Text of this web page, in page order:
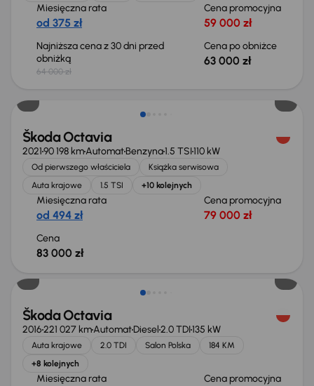
Miesięczna rata
od 375 zł
Cena promocyjna
59 000 zł
Najniższa cena z 30 dni przed
obniżką
64 000 zł
Cena po obniżce
63 000 zł
Škoda Octavia
202190 198 kmAutomatBenzyna1.5 TSI110 kW
Od pierwszego właściciela
Książka serwisowa
Auta krajowe
1.5 TSI +10 kolejnych
Miesięczna rata
od 494 zł
Cena promocyjna
79 000 zł
Cena
83 000 zł
Škoda Octavia
2016221 027 kmAutomatDiesel2.0 TDI135 kW
Auta krajowe 2.0 TDI Salon Polska
184 KM
+8 kolejnych
Miesięczna rata Cena promocyjna